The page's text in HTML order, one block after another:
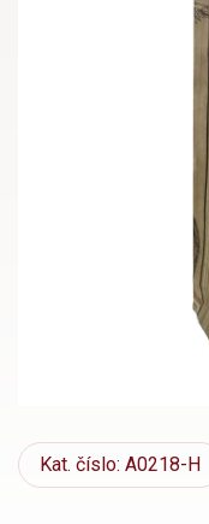
Kat. číslo: A0218-H